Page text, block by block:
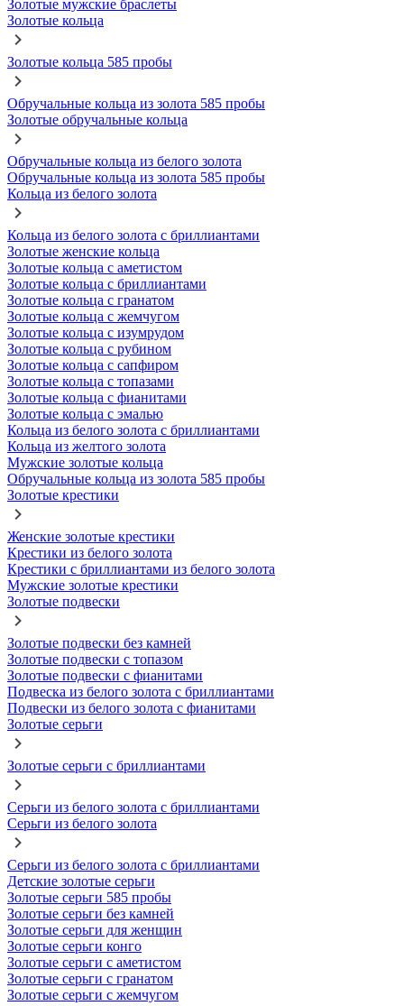
Золотые мужские браслеты
Золотые кольца
Золотые кольца 585 пробы
Обручальные кольца из золота 585 пробы
Золотые обручальные кольца
Обручальные кольца из белого золота
Обручальные кольца из золота 585 пробы
Кольца из белого золота
Кольца из белого золота с бриллиантами
Золотые женские кольца
Золотые кольца с аметистом
Золотые кольца с бриллиантами
Золотые кольца с гранатом
Золотые кольца с жемчугом
Золотые кольца с изумрудом
Золотые кольца с рубином
Золотые кольца с сапфиром
Золотые кольца с топазами
Золотые кольца с фианитами
Золотые кольца с эмалью
Кольца из белого золота с бриллиантами
Кольца из желтого золота
Мужские золотые кольца
Обручальные кольца из золота 585 пробы
Золотые крестики
Женские золотые крестики
Крестики из белого золота
Крестики с бриллиантами из белого золота
Мужские золотые крестики
Золотые подвески
Золотые подвески без камней
Золотые подвески с топазом
Золотые подвески с фианитами
Подвеска из белого золота с бриллиантами
Подвески из белого золота с фианитами
Золотые серьги
Золотые серьги с бриллиантами
Серьги из белого золота с бриллиантами
Серьги из белого золота
Серьги из белого золота с бриллиантами
Детские золотые серьги
Золотые серьги 585 пробы
Золотые серьги без камней
Золотые серьги для женщин
Золотые серьги конго
Золотые серьги с аметистом
Золотые серьги с гранатом
Золотые серьги с жемчугом